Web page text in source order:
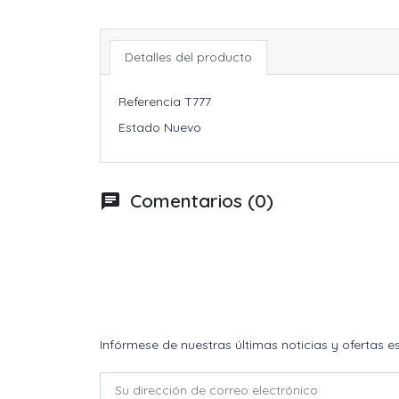
Detalles del producto
Referencia T777
Estado Nuevo
chat Comentarios (0)
Infórmese de nuestras últimas noticias y ofertas